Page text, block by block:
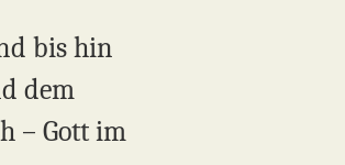
bis hin
dem
– Gott im